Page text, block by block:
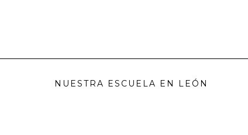
NUESTRA ESCUELA EN LEÓN